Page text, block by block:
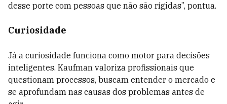
desse porte com pessoas que não são rígidas”, pontua.
Curiosidade
Já a curiosidade funciona como motor para decisões
inteligentes. Kaufman valoriza profissionais que
questionam processos, buscam entender o mercado e
se aprofundam nas causas dos problemas antes de